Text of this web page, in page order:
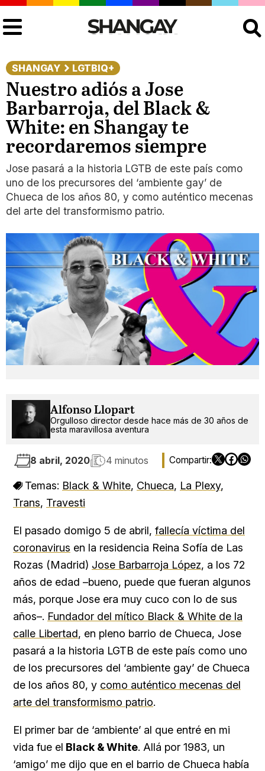
SHANGAY LGTBIQ+
Nuestro adiós a Jose
Barbarroja, del Black &
White: en Shangay te
recordaremos siempre
Jose pasará a la historia LGTB de este país como
uno de los precursores del ‘ambiente gay’ de
Chueca de los años 80, y como auténtico mecenas
del arte del transformismo patrio.
Alfonso Llopart
Orgulloso director desde hace más de 30 años de
esta maravillosa aventura
8 abril, 2020 4 minutos
Temas: Black & White, Chueca, La Plexy,
Trans, Travesti
El pasado domigo 5 de abril, fallecía víctima del
coronavirus en la residencia Reina Sofía de Las
Rozas (Madrid) Jose Barbarroja López, a los 72
años de edad –bueno, puede que fueran algunos
más, porque Jose era muy cuco con lo de sus
años–. Fundador del mítico Black & White de la
calle Libertad, en pleno barrio de Chueca, Jose
pasará a la historia LGTB de este país como uno
de los precursores del ‘ambiente gay’ de Chueca
de los años 80, y como auténtico mecenas del
arte del transformismo patrio.
El primer bar de ‘ambiente’ al que entré en mi
vida fue el Black & White. Allá por 1983, un
‘amigo’ me dijo que en el barrio de Chueca había